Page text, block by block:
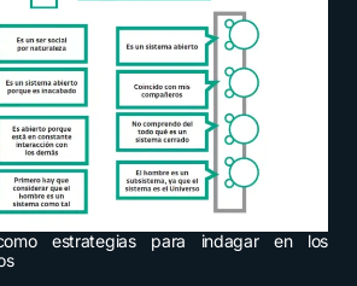
estrategias para indagar en los